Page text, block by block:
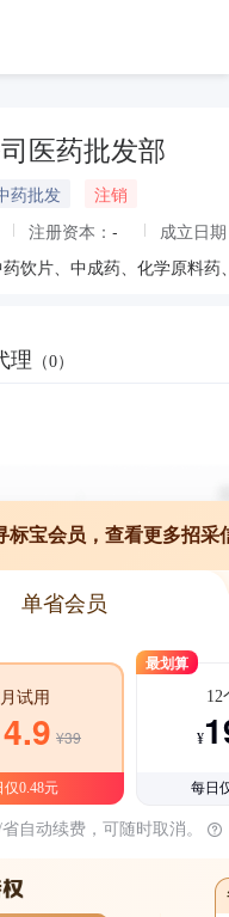
医药批发部
药批发
注销
注册资本： -
成立日
理 （0）
标宝会员，查看更多招采
单省会员
试用
¥39
仅0.48元
最划算
12
¥
每日
自动续费，可随时取消。